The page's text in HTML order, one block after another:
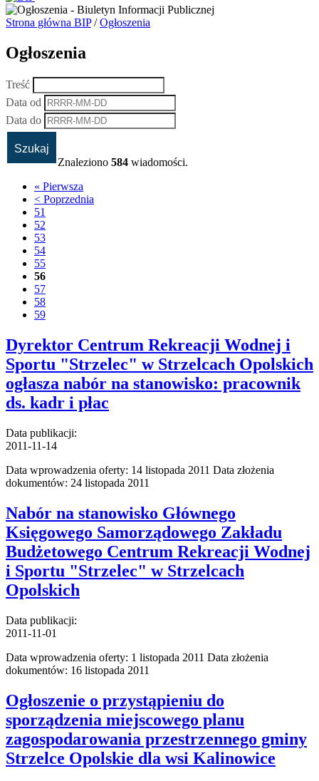
Strona główna BIP/Ogłoszenia
Ogłoszenia
Treść
Data od
Data do
Znaleziono584 wiadomości.
« Pierwsza
< Poprzednia
51
52
53
54
55
56
57
58
59
Dyrektor Centrum Rekreacji Wodnej i
Sportu "Strzelec" w Strzelcach Opolskich
ogłasza nabór na stanowisko: pracownik
ds. kadr i płac
Data publikacji:
2011-11-14
Data wprowadzenia oferty: 14 listopada 2011 Data złożenia
dokumentów: 24 listopada 2011
Nabór na stanowisko Głównego
Księgowego Samorządowego Zakładu
Budżetowego Centrum Rekreacji Wodnej
i Sportu "Strzelec" w Strzelcach
Opolskich
Data publikacji:
2011-11-01
Data wprowadzenia oferty: 1 listopada 2011 Data złożenia
dokumentów: 16 listopada 2011
Ogłoszenie o przystąpieniu do
sporządzenia miejscowego planu
zagospodarowania przestrzennego gminy
Strzelce Opolskie dla wsi Kalinowice